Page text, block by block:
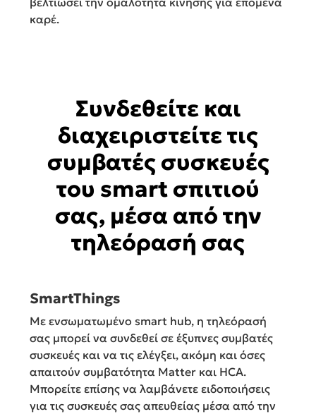
καρέ.
Συνδεθείτε και
διαχειριστείτε τις
συμβατές συσκευές
του smart σπιτιού
σας, μέσα από την
τηλεόρασή σας
SmartThings
Με ενσωματωμένο smart hub, η τηλεόρασή
σας μπορεί να συνδεθεί σε έξυπνες συμβατές
συσκευές και να τις ελέγξει, ακόμη και όσες
απαιτούν συμβατότητα Matter και HCA.
Μπορείτε επίσης να λαμβάνετε ειδοποιήσεις
για τις συσκευές σας απευθείας μέσα από την